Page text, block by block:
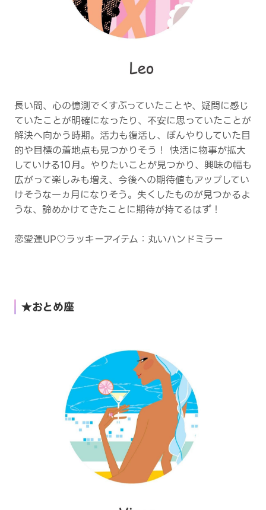
長い間、心の憶測でくすぶっていたことや、疑問に感じ
ていたことが明確になったり、不安に思っていたことが
解決へ向かう時期。活力も復活し、ぼんやりしていた目
的や目標の着地点も見つかりそう！ 快活に物事が拡大
していける10月。やりたいことが見つかり、興味の幅も
広がって楽しみも増え、今後への期待値もアップしてい
けそうな一ヵ月になりそう。失くしたものが見つかるよ
うな、諦めかけてきたことに期待が持てるはず！
恋愛運UP♡ラッキーアイテム：丸いハンドミラー
★おとめ座